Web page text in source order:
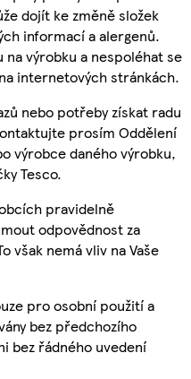
dojít ke změně složek
informací a alergenů.
výrobku a nespoléhat se
internetových stránkách.
nebo potřeby získat radu
prosím Oddělení
výrobce daného výrobku,
Tesco.
pravidelně
odpovědnost za
však nemá vliv na Vaše
pro osobní použití a
bez předchozího
bez řádného uvedení